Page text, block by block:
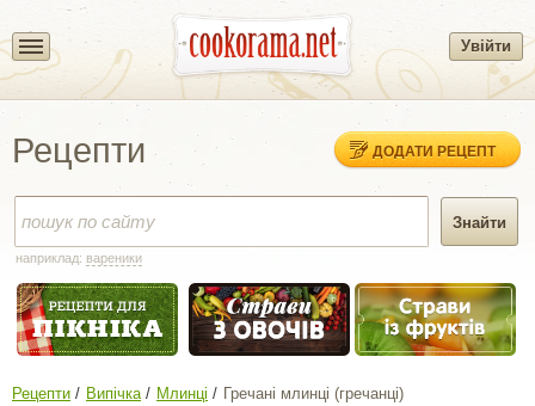
Увійти
Рецепти ДОДАТИ РЕЦЕПТ
наприклад: вареники
Рецепти Випічка Млинці Гречані млинці (гречанці)